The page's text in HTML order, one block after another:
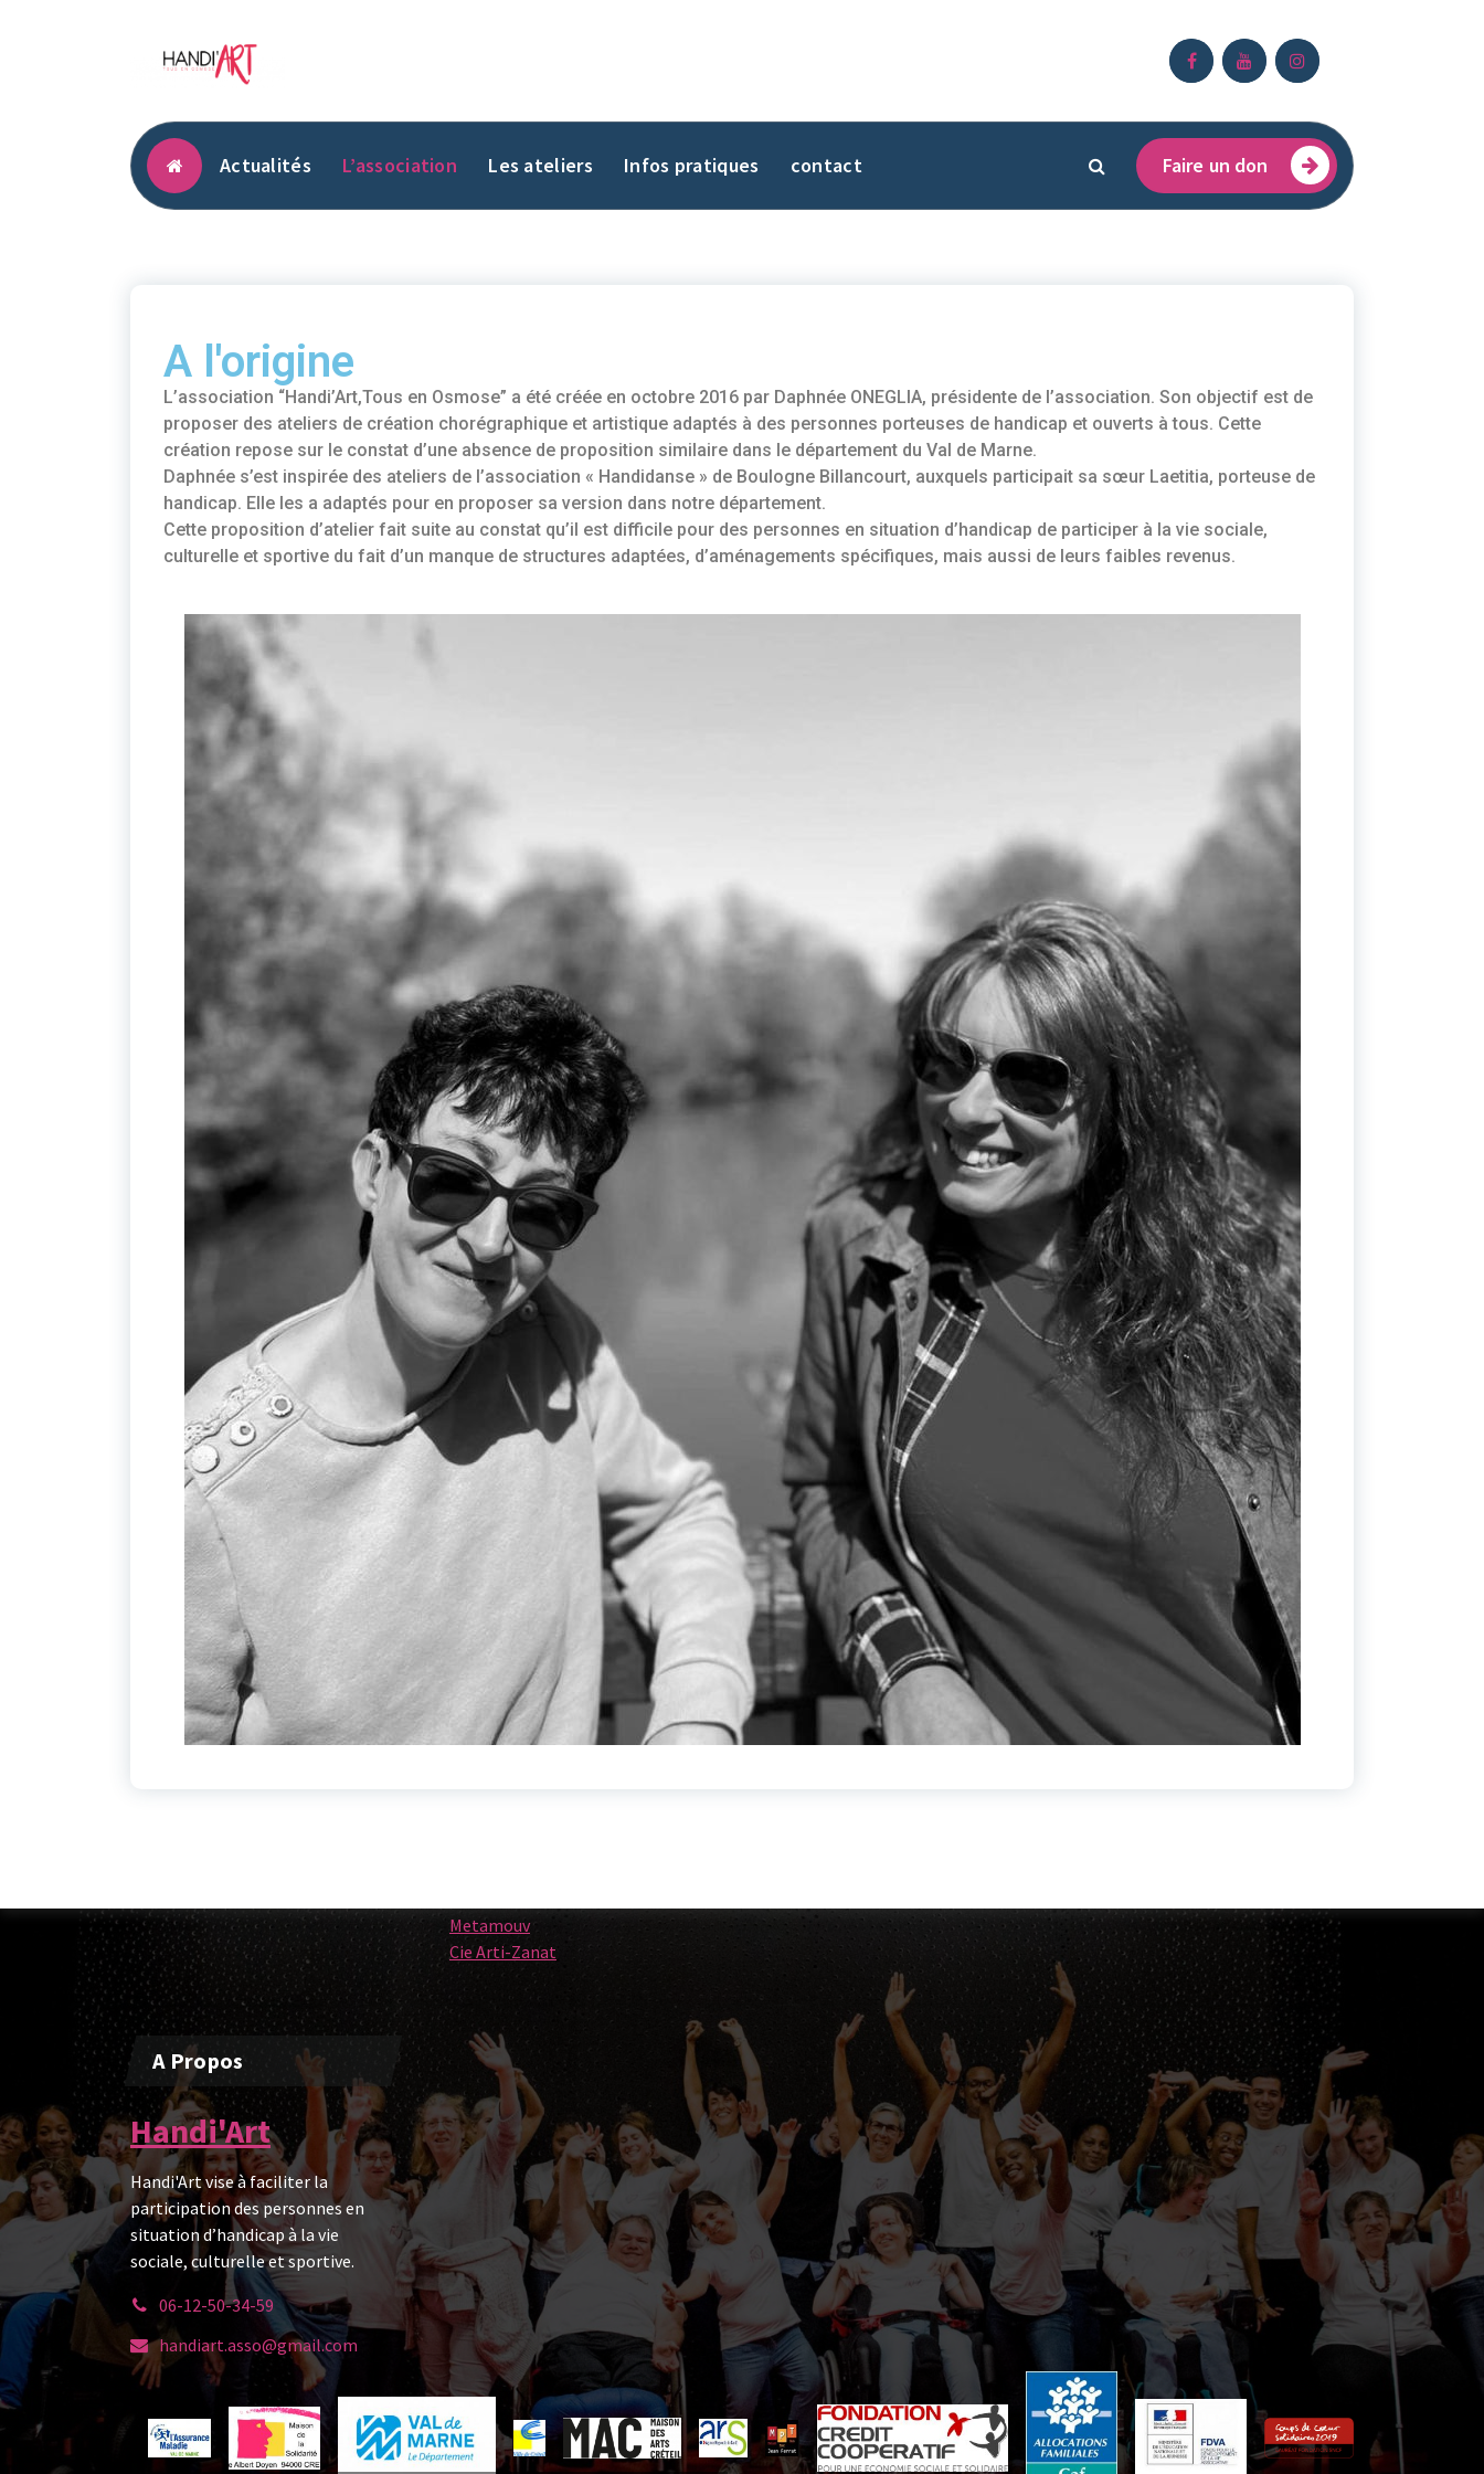
Actualités L’association Les ateliers Infos pratiques contact Faire un don
A l'origine
L’association “Handi’Art,Tous en Osmose” a été créée en octobre 2016 par Daphnée ONEGLIA, présidente de l’association. Son objectif est de
proposer des ateliers de création chorégraphique et artistique adaptés à des personnes porteuses de handicap et ouverts à tous. Cette
création repose sur le constat d’une absence de proposition similaire dans le département du Val de Marne.
Daphnée s’est inspirée des ateliers de l’association « Handidanse » de Boulogne Billancourt, auxquels participait sa sœur Laetitia, porteuse de
handicap. Elle les a adaptés pour en proposer sa version dans notre département.
Cette proposition d’atelier fait suite au constat qu’il est difficile pour des personnes en situation d’handicap de participer à la vie sociale,
culturelle et sportive du fait d’un manque de structures adaptées, d’aménagements spécifiques, mais aussi de leurs faibles revenus.
Archives
Page Facebook Handi'art
Conseil départemental du Val de
Marne
Metamouv
Cie Arti-Zanat
Categories
A Propos
Handi'Art
Handi'Art vise à faciliter la
participation des personnes en
situation d’handicap à la vie
sociale, culturelle et sportive.
06-12-50-34-59
handiart.asso@gmail.com